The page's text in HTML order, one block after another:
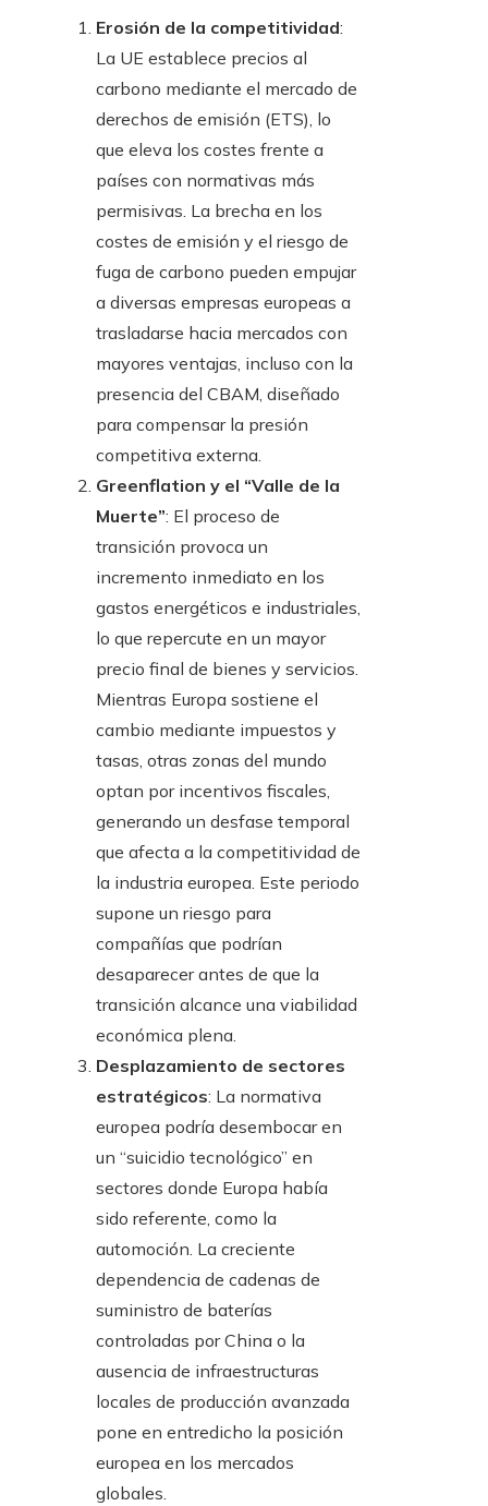
Erosión de la competitividad:
La UE establece precios al
carbono mediante el mercado de
derechos de emisión (ETS), lo
que eleva los costes frente a
países con normativas más
permisivas. La brecha en los
costes de emisión y el riesgo de
fuga de carbono pueden empujar
a diversas empresas europeas a
trasladarse hacia mercados con
mayores ventajas, incluso con la
presencia del CBAM, diseñado
para compensar la presión
competitiva externa.
Greenflation y el “Valle de la
Muerte”: El proceso de
transición provoca un
incremento inmediato en los
gastos energéticos e industriales,
lo que repercute en un mayor
precio final de bienes y servicios.
Mientras Europa sostiene el
cambio mediante impuestos y
tasas, otras zonas del mundo
optan por incentivos fiscales,
generando un desfase temporal
que afecta a la competitividad de
la industria europea. Este periodo
supone un riesgo para
compañías que podrían
desaparecer antes de que la
transición alcance una viabilidad
económica plena.
Desplazamiento de sectores
estratégicos: La normativa
europea podría desembocar en
un “suicidio tecnológico” en
sectores donde Europa había
sido referente, como la
automoción. La creciente
dependencia de cadenas de
suministro de baterías
controladas por China o la
ausencia de infraestructuras
locales de producción avanzada
pone en entredicho la posición
europea en los mercados
globales.